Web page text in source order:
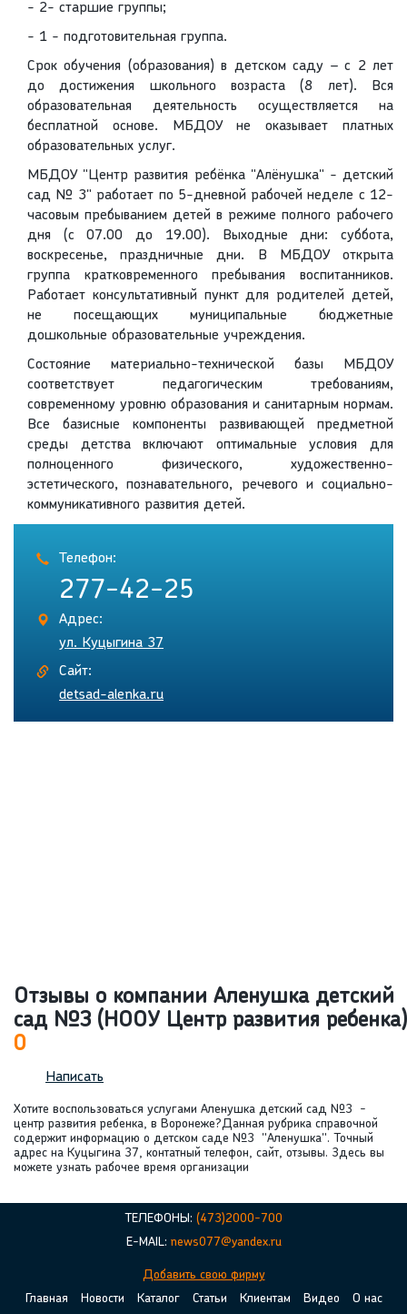
- 2- старшие группы;
- 1 - подготовительная группа.
Срок обучения (образования) в детском саду – с 2 лет
до достижения школьного возраста (8 лет). Вся
образовательная деятельность осуществляется на
бесплатной основе. МБДОУ не оказывает платных
образовательных услуг.
МБДОУ "Центр развития ребёнка "Алёнушка" - детский
сад № 3" работает по 5-дневной рабочей неделе с 12-
часовым пребыванием детей в режиме полного рабочего
дня (с 07.00 до 19.00). Выходные дни: суббота,
воскресенье, праздничные дни. В МБДОУ открыта
группа кратковременного пребывания воспитанников.
Работает консультативный пункт для родителей детей,
не посещающих муниципальные бюджетные
дошкольные образовательные учреждения.
Состояние материально-технической базы МБДОУ
соответствует педагогическим требованиям,
современному уровню образования и санитарным нормам.
Все базисные компоненты развивающей предметной
среды детства включают оптимальные условия для
полноценного физического, художественно-
эстетического, познавательного, речевого и социально-
коммуникативного развития детей.
Телефон:
277-42-25
Адрес:
ул. Куцыгина 37
Сайт:
detsad-alenka.ru
Отзывы о компании Аленушка детский
сад №3 (НООУ Центр развития ребенка)
0
Написать
Хотите воспользоваться услугами Аленушка детский сад №3 -
центр развития ребенка, в Воронеже?Данная рубрика справочной
содержит информацию о детском саде №3 "Аленушка". Точный
адрес на Куцыгина 37, контатный телефон, сайт, отзывы. Здесь вы
можете узнать рабочее время организации
ТЕЛЕФОНЫ: (473)2000-700
E-MAIL: news077@yandex.ru
Добавить свою фирму
Главная
Новости Каталог Статьи Клиентам Видео О нас